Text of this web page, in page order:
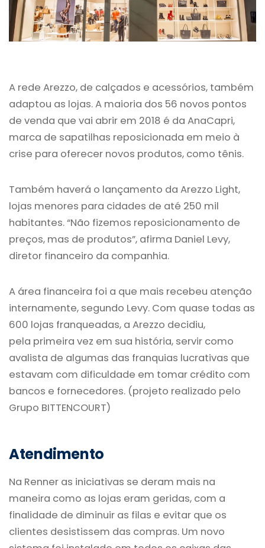
A rede Arezzo, de calçados e acessórios, também
adaptou as lojas. A maioria dos 56 novos pontos
de venda que vai abrir em 2018 é da AnaCapri,
marca de sapatilhas reposicionada em meio à
crise para oferecer novos produtos, como tênis.
Também haverá o lançamento da Arezzo Light,
lojas menores para cidades de até 250 mil
habitantes. “Não fizemos reposicionamento de
preços, mas de produtos”, afirma Daniel Levy,
diretor financeiro da companhia.
A área financeira foi a que mais recebeu atenção
internamente, segundo Levy. Com quase todas as
600 lojas franqueadas, a Arezzo decidiu,
pela primeira vez em sua história, servir como
avalista de algumas das franquias lucrativas que
estavam com dificuldade em tomar crédito com
bancos e fornecedores. (projeto realizado pelo
Grupo BITTENCOURT)
Atendimento
Na Renner as iniciativas se deram mais na
maneira como as lojas eram geridas, com a
finalidade de diminuir as filas e evitar que os
clientes desistissem das compras. Um novo